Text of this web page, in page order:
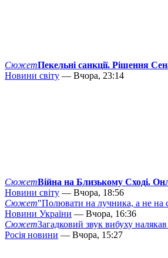
СюжетПекельні санкції. Рішення
Новини світу — Вчора, 23:14
СюжетВійна на Близькому Сході.
Новини світу — Вчора, 18:56
Сюжет"Полювати на лучника, а не на
Новини України — Вчора, 16:36
СюжетЗагадковий звук вибуху
Росія новини — Вчора, 15:27